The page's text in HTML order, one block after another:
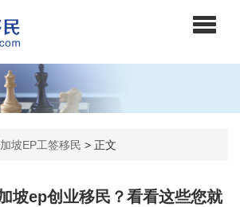
坡EP工签移民 > 正文
坡ep创业移民？看看这些您就